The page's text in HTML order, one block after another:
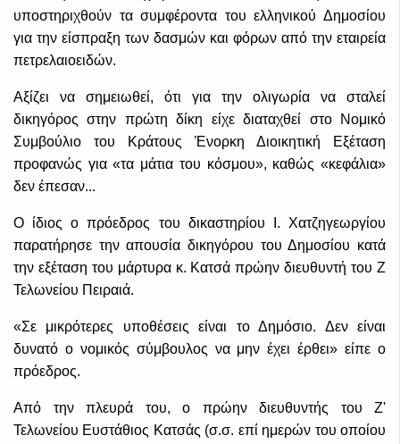
υποστηριχθούν τα συμφέροντα του ελληνικού Δημοσίου
για την είσπραξη των δασμών και φόρων από την εταιρεία
πετρελαιοειδών.
Αξίζει να σημειωθεί, ότι για την ολιγωρία να σταλεί
δικηγόρος στην πρώτη δίκη είχε διαταχθεί στο Νομικό
Συμβούλιο του Κράτους Ένορκη Διοικητική Εξέταση
προφανώς για «τα μάτια του κόσμου», καθώς «κεφάλια»
δεν έπεσαν...
Ο ίδιος ο πρόεδρος του δικαστηρίου Ι. Χατζηγεωργίου
παρατήρησε την απουσία δικηγόρου του Δημοσίου κατά
την εξέταση του μάρτυρα κ. Κατσά πρώην διευθυντή του Ζ
Τελωνείου Πειραιά.
«Σε μικρότερες υποθέσεις είναι το Δημόσιο. Δεν είναι
δυνατό ο νομικός σύμβουλος να μην έχει έρθει» είπε ο
πρόεδρος.
Από την πλευρά του, ο πρώην διευθυντής του Ζ'
Τελωνείου Ευστάθιος Κατσάς (σ.σ. επί ημερών του οποίου